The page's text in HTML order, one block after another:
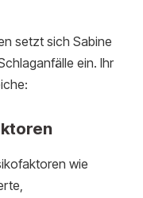
setzt sich Sabine
ein. Ihr
wie